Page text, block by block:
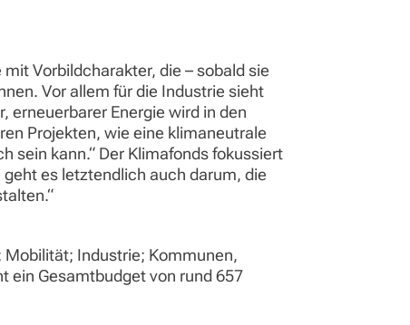
Vorbildcharakter, die – sobald sie
Vor allem für die Industrie sieht
erneuerbarer Energie wird in den
Projekten, wie eine klimaneutrale
sein kann.“ Der Klimafonds fokussiert
es letztendlich auch darum, die
Mobilität; Industrie; Kommunen,
ein Gesamtbudget von rund 657